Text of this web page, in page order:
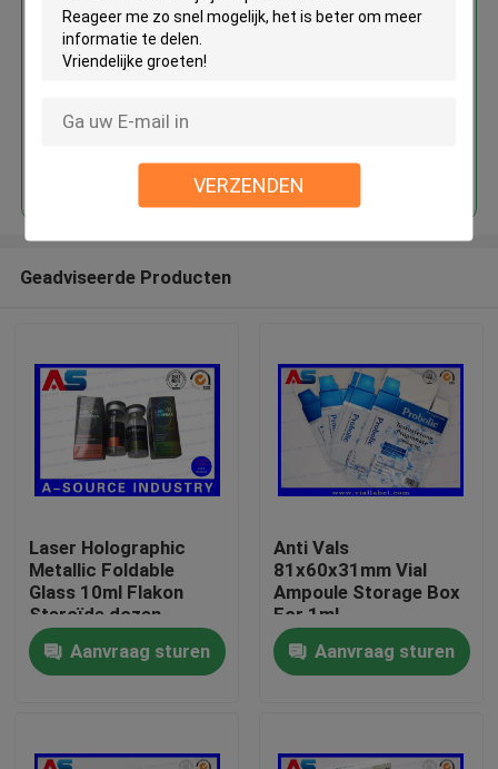
VERZENDEN
Huis
Ongeveer ons
apotheekkarton van het Karton
de Verpakkende Dozen Flessen
van het het Druppelbuisjeflesje
Doorgaan
Geadviseerde Producten
Laser Holographic
Metallic Foldable
Glass 10ml Flakon
Steroïde dozen
Verpakking
farmaceutische dozen
etiket
Aanvraag sturen
Anti Vals
81x60x31mm Vial
Ampoule Storage Box
For 1ml
Testosteronpropionaat
Aanvraag sturen